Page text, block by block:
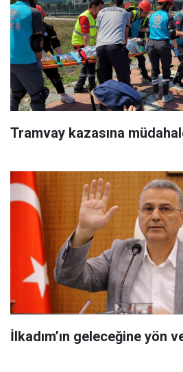
Tramvay kazasına
İlkadım’ın geleceğine yön